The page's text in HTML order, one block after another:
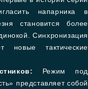
напарника в
становится более
Синхронизация
новые тактические
Режим под
представляет собой